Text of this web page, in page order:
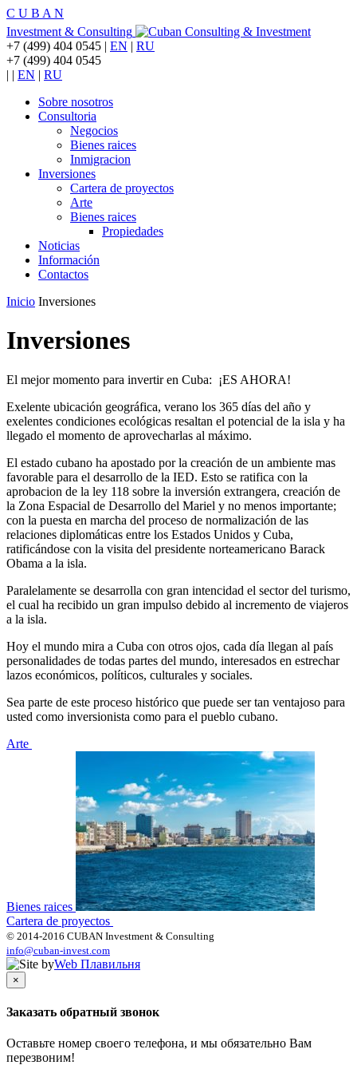
C U B A N
Investment & Consulting
+7 (499) 404 0545 | EN | RU
+7 (499) 404 0545
| | EN | RU
Sobre nosotros
Consultoria
Negocios
Bienes raices
Inmigracion
Inversiones
Cartera de proyectos
Arte
Bienes raices
Propiedades
Noticias
Información
Contactos
Inicio Inversiones
Inversiones
El mejor momento para invertir en Cuba: ¡ES AHORA!
Exelente ubicación geográfica, verano los 365 días del año y
exelentes condiciones ecológicas resaltan el potencial de la isla y ha
llegado el momento de aprovecharlas al máximo.
El estado cubano ha apostado por la creación de un ambiente mas
favorable para el desarrollo de la IED. Esto se ratifica con la
aprobacion de la ley 118 sobre la inversión extrangera, creación de
la Zona Espacial de Desarrollo del Mariel y no menos importante;
con la puesta en marcha del proceso de normalización de las
relaciones diplomáticas entre los Estados Unidos y Cuba,
ratificándose con la visita del presidente norteamericano Barack
Obama a la isla.
Paralelamente se desarrolla con gran intencidad el sector del turismo,
el cual ha recibido un gran impulso debido al incremento de viajeros
a la isla.
Hoy el mundo mira a Cuba con otros ojos, cada día llegan al país
personalidades de todas partes del mundo, interesados en estrechar
lazos económicos, políticos, culturales y sociales.
Sea parte de este proceso histórico que puede ser tan ventajoso para
usted como inversionista como para el pueblo cubano.
Arte
Bienes raices
Cartera de proyectos
© 2014-2016 CUBAN Investment & Consulting
info@cuban-invest.com
Web Плавильня
×
Заказать обратный звонок
Оставьте номер своего телефона, и мы обязательно Вам
перезвоним!